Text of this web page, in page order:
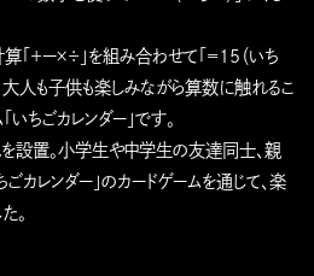
「＋ー×÷」を組み合わせて「＝15（いち
大人も子供も楽しみながら算数に触れるこ
いちごカレンダー」です。
を設置。小学生や中学生の友達同士、親
カレンダー」のカードゲームを通じて、楽
。